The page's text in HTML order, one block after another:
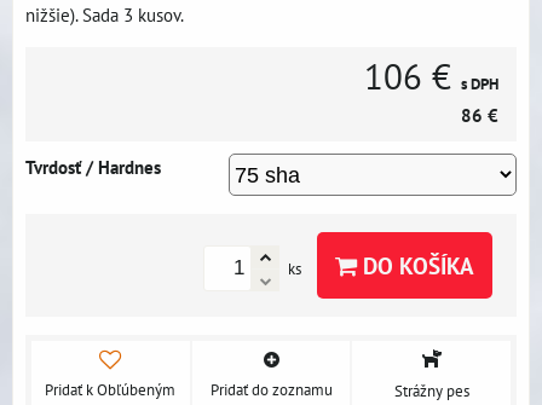
nižšie). Sada 3 kusov.
106 € s DPH
86 €
Tvrdosť / Hardnes
ks DO KOŠÍKA
Pridať k Obľúbeným Pridať do zoznamu Strážny pes